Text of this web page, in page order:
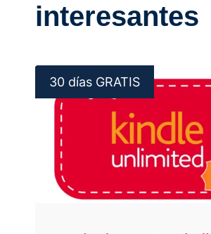
interesantes
30 días GRATIS